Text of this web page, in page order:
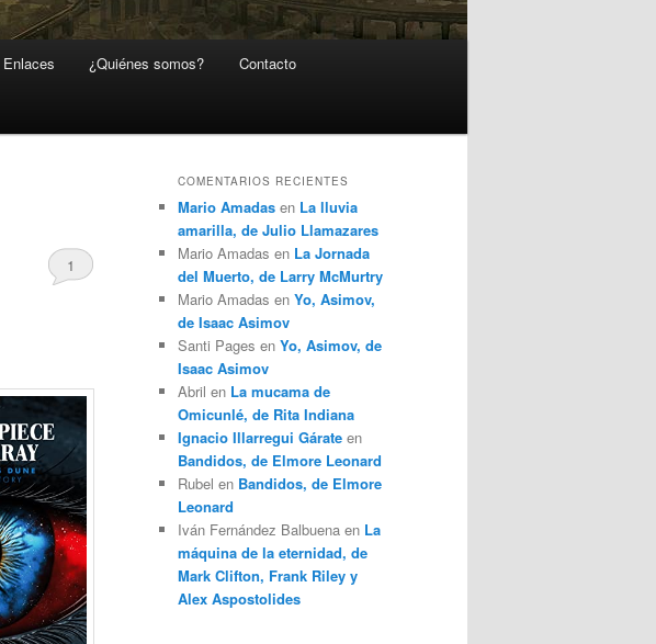
Enlaces ¿Quiénes somos? Contacto
1
COMENTARIOS RECIENTES
Mario Amadas en La lluvia
amarilla, de Julio Llamazares
Mario Amadas en La Jornada
del Muerto, de Larry McMurtry
Mario Amadas en Yo, Asimov,
de Isaac Asimov
Santi Pages en Yo, Asimov, de
Isaac Asimov
Abril en La mucama de
Omicunlé, de Rita Indiana
Ignacio Illarregui Gárate en
Bandidos, de Elmore Leonard
Rubel en Bandidos, de Elmore
Leonard
Iván Fernández Balbuena en La
máquina de la eternidad, de
Mark Clifton, Frank Riley y
Alex Aspostolides